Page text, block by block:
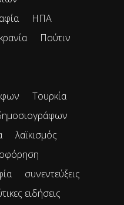
ΗΠΑ
Πούτιν
Τουρκία
λαϊκισμός
συνεντεύξεις
ειδήσεις